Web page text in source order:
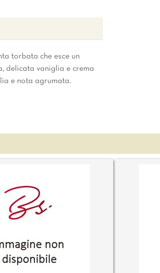
torbata che esce un
delicata vaniglia e crema
e nota agrumata.